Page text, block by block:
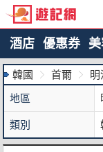
酒店 優惠券
韓國 首爾 明
地區
類別